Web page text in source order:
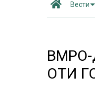
Вести
ОТИ